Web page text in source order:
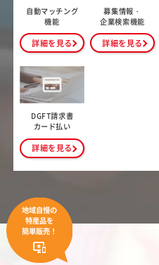
自動マッチング
機能
詳細を見る
募集情報・
企業検索機能
詳細を見る
DGFT請求書
カード払い
詳細を見る
地域自慢の
特産品を
簡単販売！
important_devices